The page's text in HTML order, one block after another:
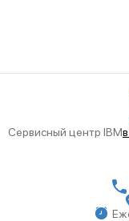
Сервисный центр IBM